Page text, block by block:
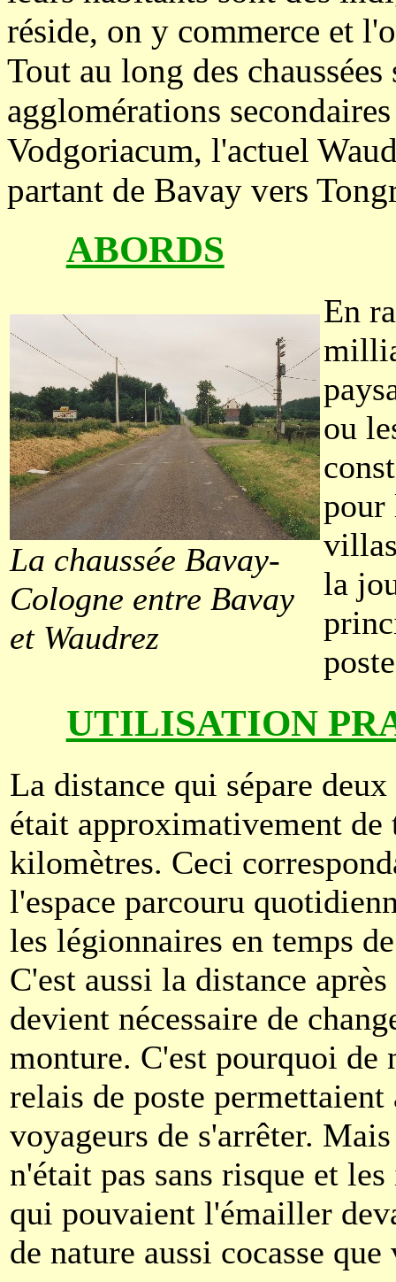
réside, on y commerce et
Tout au long des
agglomérations
Vodgoriacum, l'actuel
partant de Bavay vers
ABORDS
La chaussée Bavay-
Cologne entre Bavay
et Waudrez
En
ou
pour
la
UTILISATION
La distance qui sépare deux
était approximativement de
kilomètres. Ceci
l'espace parcouru
les légionnaires en temps
C'est aussi la distance
devient nécessaire de
monture. C'est pourquoi de
relais de poste permettaient
voyageurs de s'arrêter.
n'était pas sans risque et
qui pouvaient l'émailler
de nature aussi cocasse que